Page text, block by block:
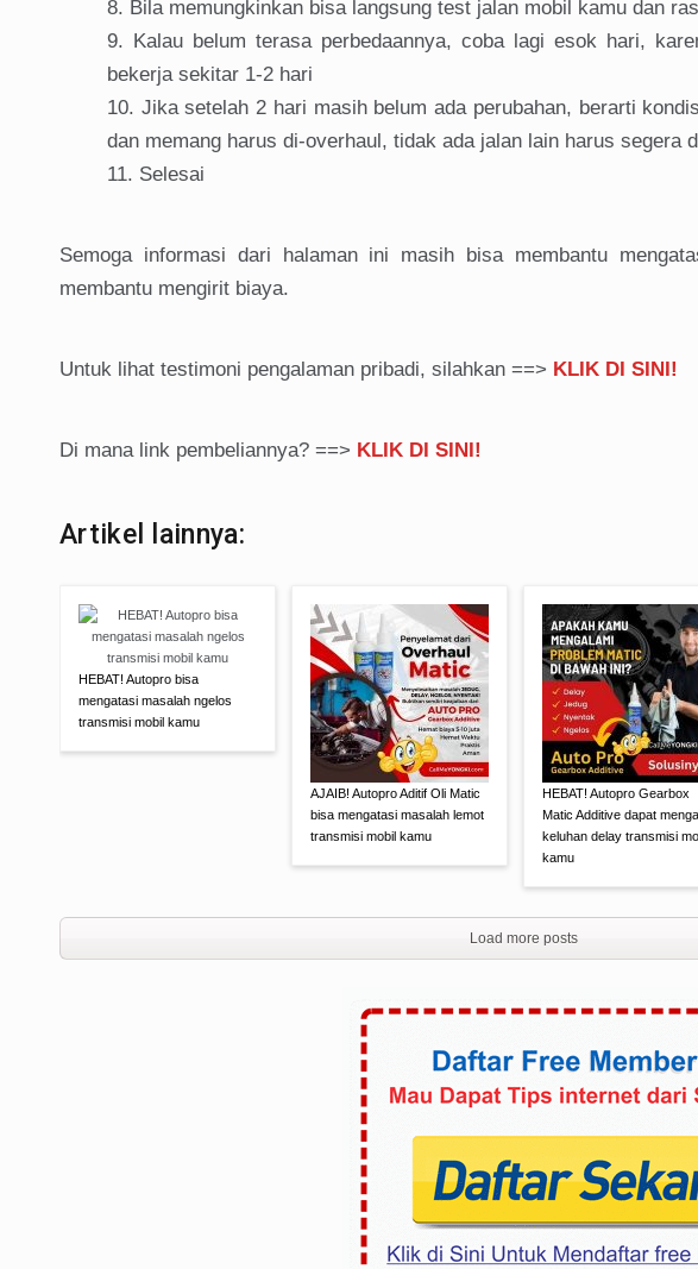
Bila memungkinkan bisa langsung test jalan mobil kamu dan
Kalau belum terasa perbedaannya, coba lagi esok hari,
bekerja sekitar 1-2 hari
Jika setelah 2 hari masih belum ada perubahan, berarti
dan memang harus di-overhaul, tidak ada jalan lain harus segera
Selesai
Semoga informasi dari halaman ini masih bisa membantu
membantu mengirit biaya.
Untuk lihat testimoni pengalaman pribadi, silahkan ==> KLIK DI SINI!
Di mana link pembeliannya? ==> KLIK DI SINI!
Artikel lainnya:
HEBAT! Autopro bisa
mengatasi masalah ngelos
transmisi mobil kamu
AJAIB! Autopro Aditif Oli Matic
bisa mengatasi masalah lemot
transmisi mobil kamu
HEBAT! Autopro Gearbox
Matic Additive dapat
keluhan delay transmisi
kamu
Load more posts